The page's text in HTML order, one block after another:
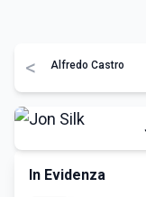
< Alfredo Castro
In Evidenza